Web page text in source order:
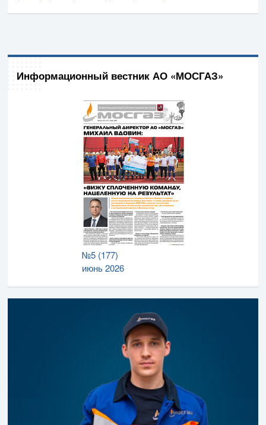
Информационный вестник АО «МОСГАЗ»
№5 (177)
июнь 2026